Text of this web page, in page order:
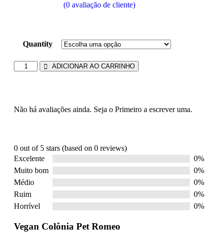
(0 avaliação de cliente)
Quantity
ADICIONAR AO CARRINHO
Não há avaliações ainda. Seja o Primeiro a escrever uma.
0 out of 5 stars (based on 0 reviews)
Excelente
0%
Muito bom
0%
Médio
0%
Ruim
0%
Horrível
0%
Vegan Colônia Pet Romeo